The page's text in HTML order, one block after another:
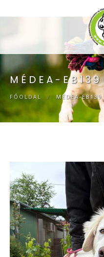
MÉDEA-EB139
FŐOLDAL / MÉDEA-EB139